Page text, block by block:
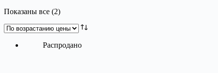
Показаны все (2)Цены:
возрастанию
Распродано